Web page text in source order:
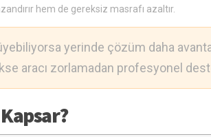
hem de gereksiz masrafı azaltır.
yerinde çözüm daha
aracı zorlamadan profesyonel